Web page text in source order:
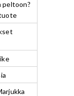
peltoon?